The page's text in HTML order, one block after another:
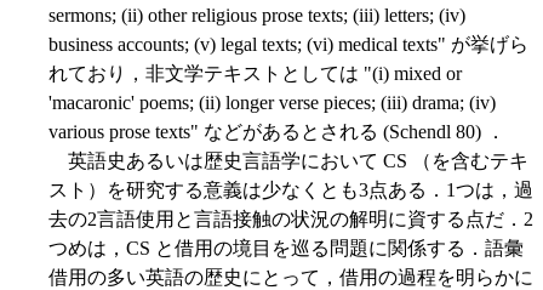
sermons; (ii) other religious prose texts; (iii) letters; (iv)
business accounts; (v) legal texts; (vi) medical texts" が挙げら
れており，非文学テキストとしては "(i) mixed or
'macaronic' poems; (ii) longer verse pieces; (iii) drama; (iv)
various prose texts" などがあるとされる (Schendl 80) ．
英語史あるいは歴史言語学において CS （を含むテキ
スト）を研究する意義は少なくとも3点ある．1つは，過
去の2言語使用と言語接触の状況の解明に資する点だ．2
つめは，CS と借用の境目を巡る問題に関係する．語彙
借用の多い英語の歴史にとって，借用の過程を明らかに